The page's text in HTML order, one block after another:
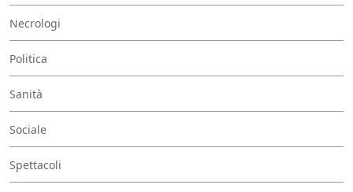
Necrologi
Politica
Sanità
Sociale
Spettacoli